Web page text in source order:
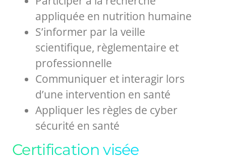
appliquée en nutrition humaine
S’informer par la veille
scientifique, règlementaire et
professionnelle
Communiquer et interagir lors
d’une intervention en santé
Appliquer les règles de cyber
sécurité en santé
Certification visée